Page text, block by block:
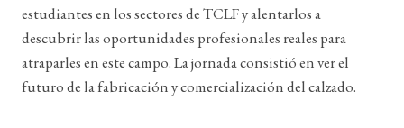
estudiantes en los sectores de TCLF y alentarlos a
descubrir las oportunidades profesionales reales para
atraparles en este campo. La jornada consistió en ver el
futuro de la fabricación y comercialización del calzado.